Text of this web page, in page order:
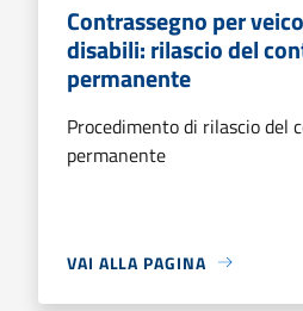
Contrassegno per
disabili: rilascio del
permanente
Procedimento di rilascio del
permanente
VAI ALLA PAGINA